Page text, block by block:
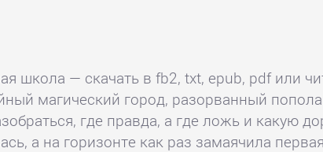
школа — скачать в fb2, txt, epub, pdf или
магический город, разорванный
где правда, а где ложь и какую
а на горизонте как раз замаячила